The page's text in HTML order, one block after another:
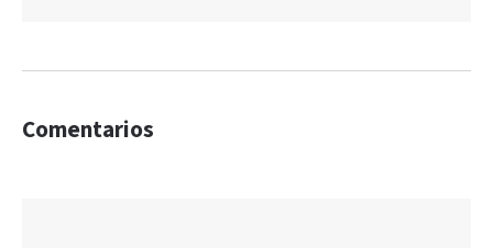
Comentarios